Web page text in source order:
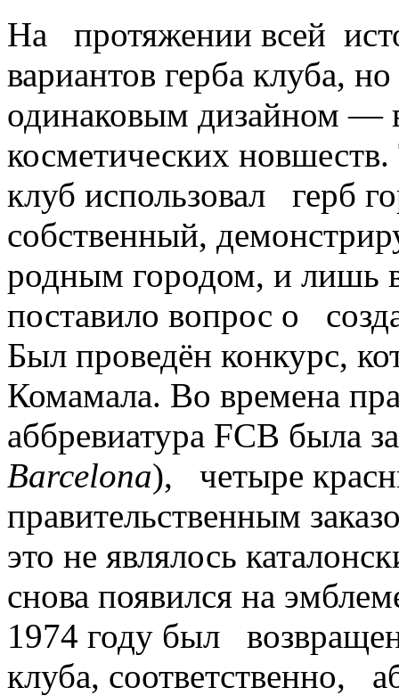
На протяжении всей
вариантов герба клуба,
одинаковым дизайном —
косметических
клуб использовал герб
собственный,
родным городом, и лишь
поставило вопрос о
Был проведён конкурс,
Комамала. Во времена
аббревиатура FCB была
Barcelona), четыре
правительственным
это не являлось
снова появился на
1974 году был
клуба, соответственно,